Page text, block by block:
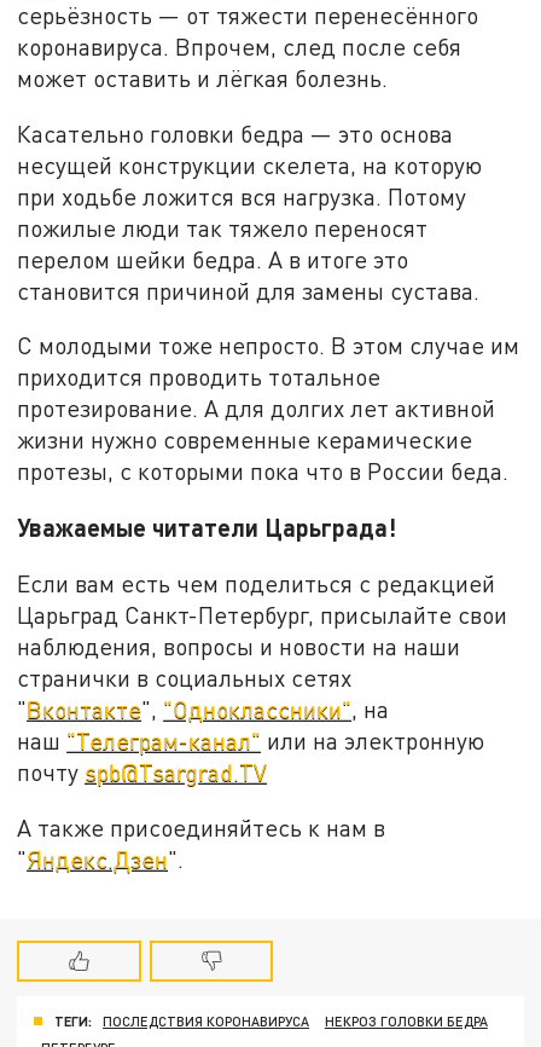
серьёзность — от тяжести перенесённого
коронавируса. Впрочем, след после себя
может оставить и лёгкая болезнь.
Касательно головки бедра — это основа
несущей конструкции скелета, на которую
при ходьбе ложится вся нагрузка. Потому
пожилые люди так тяжело переносят
перелом шейки бедра. А в итоге это
становится причиной для замены сустава.
С молодыми тоже непросто. В этом случае им
приходится проводить тотальное
протезирование. А для долгих лет активной
жизни нужно современные керамические
протезы, с которыми пока что в России беда.
Уважаемые читатели Царьграда!
Если вам есть чем поделиться с редакцией
Царьград Санкт-Петербург, присылайте свои
наблюдения, вопросы и новости на наши
странички в социальных сетях
"Вконтакте", "Одноклассники", на
наш "Телеграм-канал" или на электронную
почту spb@Tsargrad.TV
А также присоединяйтесь к нам в
"Яндекс.Дзен".
ТЕГИ: ПОСЛЕДСТВИЯ КОРОНАВИРУСА
НЕКРОЗ ГОЛОВКИ БЕДРА